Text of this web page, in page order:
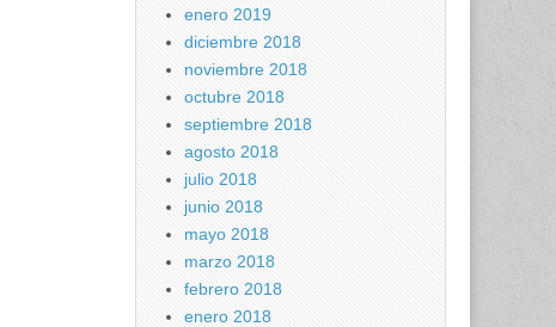
enero 2019
diciembre 2018
noviembre 2018
octubre 2018
septiembre 2018
agosto 2018
julio 2018
junio 2018
mayo 2018
marzo 2018
febrero 2018
enero 2018